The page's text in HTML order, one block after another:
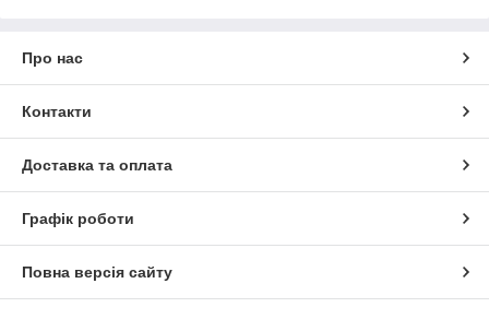
Про нас
Контакти
Доставка та оплата
Графік роботи
Повна версія сайту